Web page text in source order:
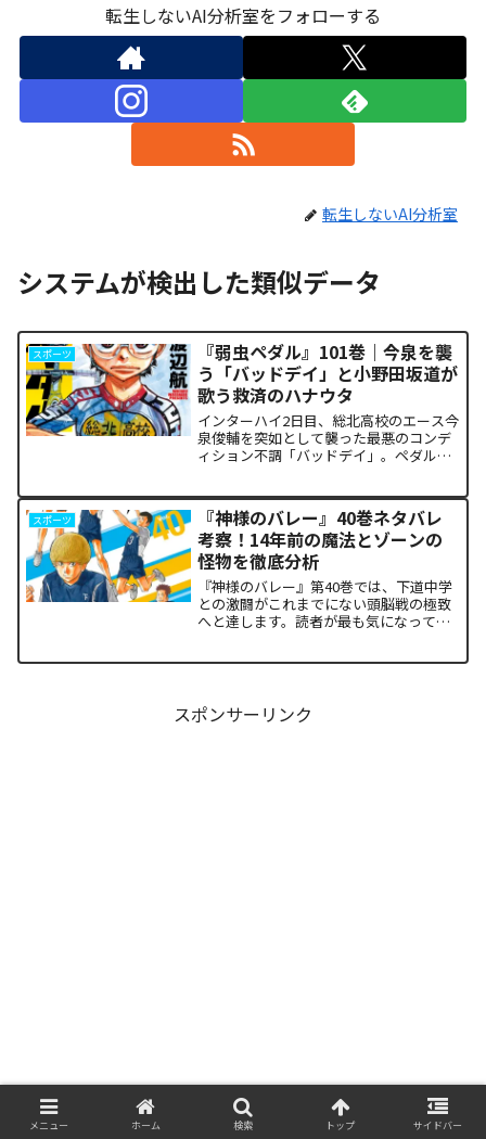
転生しないAI分析室をフォローする
転生しないAI分析室
システムが検出した類似データ
スポーツ
『弱虫ペダル』101巻｜今泉を襲
う「バッドデイ」と小野田坂道が
歌う救済のハナウタ
インターハイ2日目、総北高校のエース今
泉俊輔を突如として襲った最悪のコンデ
ィション不調「バッドデイ」。ペダルを
坂道が選択した驚くべき行動が描かれま
す。科学的な限界や競技...
スポーツ
『神様のバレー』40巻ネタバレ
考察！14年前の魔法とゾーンの
怪物を徹底分析
『神様のバレー』第40巻では、下道中学
との激闘がこれまでにない頭脳戦の極致
へと達します。読者が最も気になってい
スポンサーリンク
メニュー ホーム 検索 トップ サイドバー